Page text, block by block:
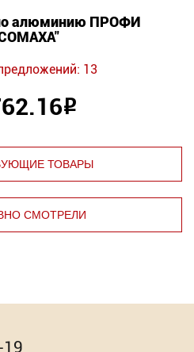
алюминию ПРОФИ
13
Р
ТОВАРЫ
⇨
СМОТРЕЛИ